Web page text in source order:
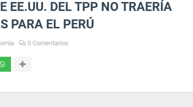
EE.UU. DEL TPP NO TRAERÍA
PARA EL PERÚ
0 Comentarios